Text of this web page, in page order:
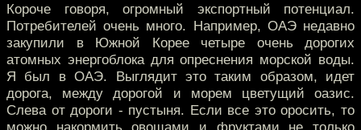
Короче говоря, огромный экспортный потенциал.
Потребителей очень много. Например, ОАЭ недавно
закупили в Южной Корее четыре очень дорогих
атомных энергоблока для опреснения морской воды.
Я был в ОАЭ. Выглядит это таким образом, идет
дорога, между дорогой и морем цветущий оазис.
Слева от дороги - пустыня. Если все это оросить, то